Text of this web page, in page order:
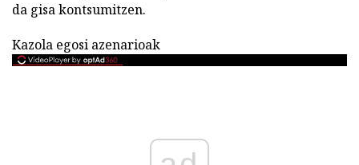
da gisa kontsumitzen.
Kazola egosi azenarioak